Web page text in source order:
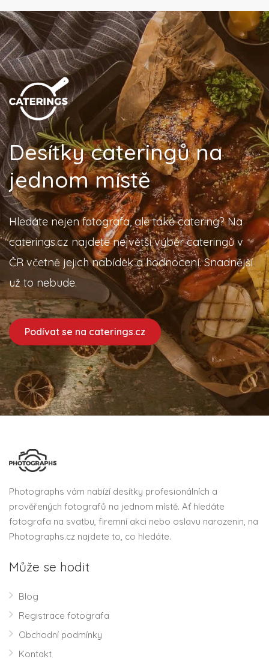
Desítky cateringů na
jednom místě
Hledáte nejen fotografa, ale také catering? Na
caterings.cz najdete největší výběr cateringů v
ČR včetně jejich nabídek a hodnocení. Snadnější
už to nebude.
Podívat se na caterings.cz
Photographs vám nabízí desítky profesionálních a
prověřených fotografů na jednom místě. Ať hledáte
fotografa na svatbu, firemní akci nebo oslavu narozenin, na
Photographs.cz najdete to, co hledáte.
Může se hodit
Blog
Registrace fotografa
Obchodní podmínky
Kontakt